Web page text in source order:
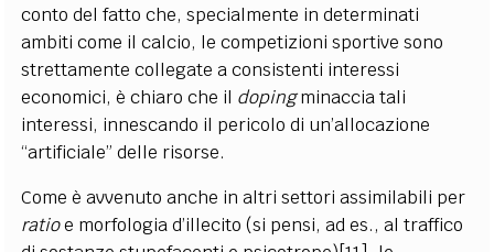
conto del fatto che, specialmente in determinati
ambiti come il calcio, le competizioni sportive sono
strettamente collegate a consistenti interessi
economici, è chiaro che il dopingminaccia tali
interessi, innescando il pericolo di un’allocazione
“artificiale” delle risorse.
Come è avvenuto anche in altri settori assimilabili per
ratioe morfologia d’illecito (si pensi, ad es., al traffico